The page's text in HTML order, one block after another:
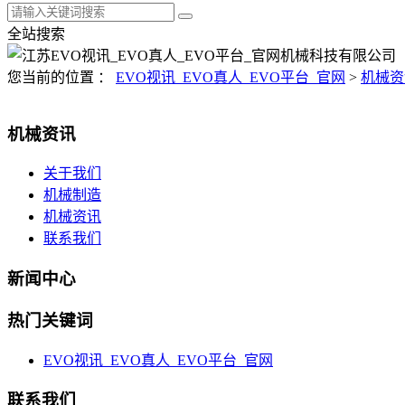
全站搜索
您当前的位置 ： EVO视讯_EVO真人_EVO平台_官网 > 机械
机械资讯
关于我们
机械制造
机械资讯
联系我们
新闻中心
热门关键词
EVO视讯_EVO真人_EVO平台_官网
联系我们